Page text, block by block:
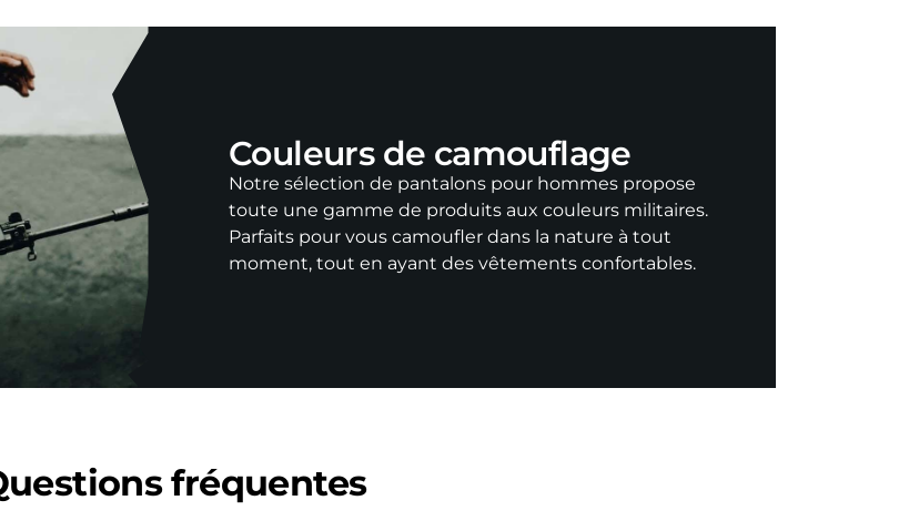
Couleurs de camouflage
Notre sélection de pantalons pour hommes propose
toute une gamme de produits aux couleurs militaires.
Parfaits pour vous camoufler dans la nature à tout
moment, tout en ayant des vêtements confortables.
fréquentes